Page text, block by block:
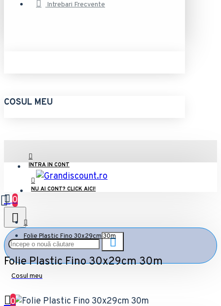
Intrebari Frecvente
COSUL MEU
INTRA IN CONT
NU AI CONT? CLICK AICI!
0
Cosul meu
0
Folie Plastic Fino 30x29cm 30m
Folie Plastic Fino 30x29cm 30m